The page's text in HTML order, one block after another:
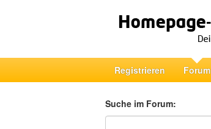
Registrieren Forum
Suche im Forum:
Suche im Forum